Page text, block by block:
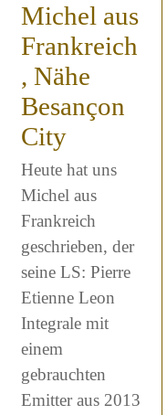
Michel aus
Frankreich
, Nähe
Besançon
City
Heute hat uns
Michel aus
Frankreich
geschrieben, der
seine LS: Pierre
Etienne Leon
Integrale mit
einem
gebrauchten
Emitter aus 2013